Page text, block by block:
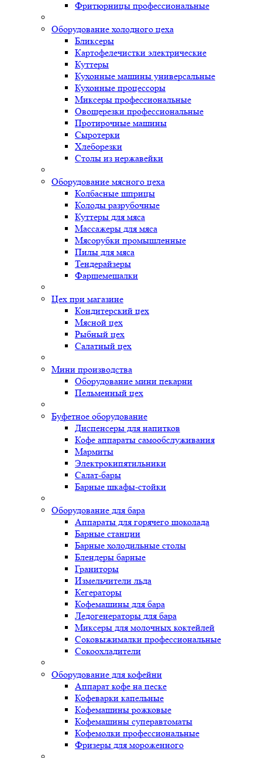
Фритюрницы профессиональные
Оборудование холодного цеха
Бликсеры
Картофелечистки электрические
Куттеры
Кухонные машины универсальные
Кухонные процессоры
Миксеры профессиональные
Овощерезки профессиональные
Протирочные машины
Сыротерки
Хлеборезки
Столы из нержавейки
Оборудование мясного цеха
Колбасные шприцы
Колоды разрубочные
Куттеры для мяса
Массажеры для мяса
Мясорубки промышленные
Пилы для мяса
Тендерайзеры
Фаршемешалки
Цех при магазине
Кондитерский цех
Мясной цех
Рыбный цех
Салатный цех
Мини производства
Оборудование мини пекарни
Пельменный цех
Буфетное оборудование
Диспенсеры для напитков
Кофе аппараты самообслуживания
Мармиты
Электрокипятильники
Cалат-бары
Барные шкафы-стойки
Оборудование для бара
Аппараты для горячего шоколада
Барные станции
Барные холодильные столы
Блендеры барные
Граниторы
Измельчители льда
Кегераторы
Кофемашины для бара
Ледогенераторы для бара
Миксеры для молочных коктейлей
Соковыжималки профессиональные
Сокоохладители
Оборудование для кофейни
Аппарат кофе на песке
Кофеварки капельные
Кофемашины рожковые
Кофемашины суперавтоматы
Кофемолки профессиональные
Фризеры для мороженного